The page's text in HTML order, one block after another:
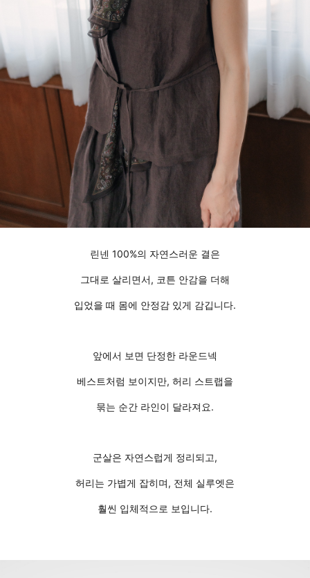
린넨 100%의 자연스러운 결은
그대로 살리면서, 코튼 안감을 더해
입었을 때 몸에 안정감 있게 감깁니다.
앞에서 보면 단정한 라운드넥
베스트처럼 보이지만, 허리 스트랩을
묶는 순간 라인이 달라져요.
군살은 자연스럽게 정리되고,
허리는 가볍게 잡히며, 전체 실루엣은
훨씬 입체적으로 보입니다.